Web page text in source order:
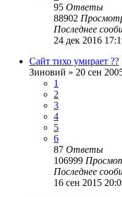
95 Ответы
88902
Последнее
24 дек 2016
Сайт тихо умирает ??
Зиновий » 20 сен
1
2
3
4
5
6
87 Ответы
106999
Последнее
16 сен 2015